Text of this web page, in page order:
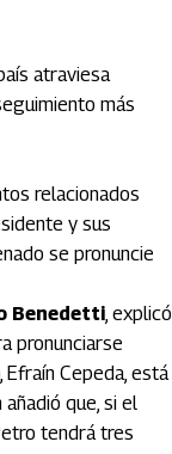
atraviesa
más
relacionados
y sus
se pronuncie
Benedetti, explicó
pronunciarse
Cepeda, está
que, si el
tendrá tres